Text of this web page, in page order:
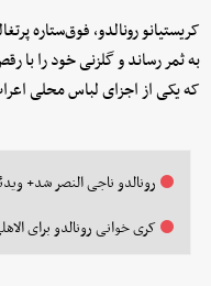
کریستیانو رونالدو، فوق‌ستاره
به ثمر رساند و گلزنی خود را
که یکی از اجزای لباس محلی
رونالدو ناجی النصر شد+
کری خوانی رونالدو برای